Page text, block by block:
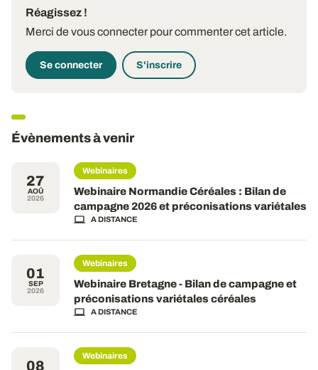
Réagissez !
Merci de vous connecter pour commenter cet article.
Se connecter S'inscrire
Évènements à venir
27
AOÛ
2026
Webinaires
Webinaire Normandie Céréales : Bilan de
campagne 2026 et préconisations variétales
A DISTANCE
01
SEP
2026
Webinaires
Webinaire Bretagne - Bilan de campagne et
préconisations variétales céréales
A DISTANCE
08
Webinaires